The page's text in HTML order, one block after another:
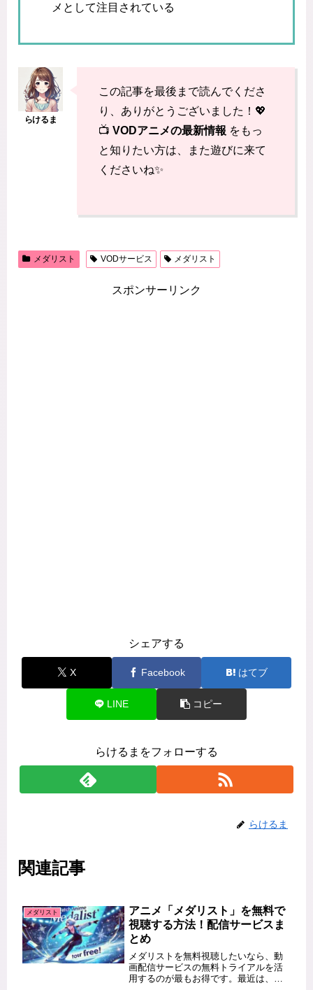
メとして注目されている
この記事を最後まで読んでくださ
り、ありがとうございました！💖
📺 VODアニメの最新情報 をもっ
と知りたい方は、また遊びに来て
くださいね✨
メダリスト VODサービス メダリスト
スポンサーリンク
シェアする
X Facebook はてブ
LINE コピー
らけるまをフォローする
らけるま
関連記事
メダリスト
アニメ「メダリスト」を無料で
視聴する方法！配信サービスま
とめ
メダリストを無料視聴したいなら、動
画配信サービスの無料トライアルを活
用するのが最もお得です。最近は、ア